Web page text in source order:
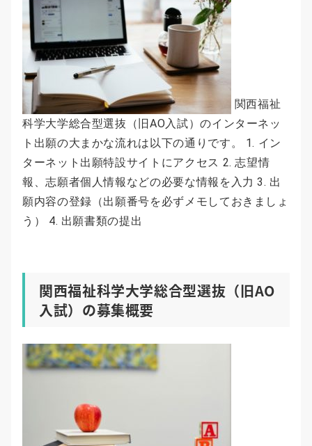
関西福祉
科学大学総合型選抜（旧AO入試）のインターネッ
ト出願の大まかな流れは以下の通りです。 1. イン
ターネット出願特設サイトにアクセス 2. 志望情
報、志願者個人情報などの必要な情報を入力 3. 出
願内容の登録（出願番号を必ずメモしておきましょ
う） 4. 出願書類の提出
関西福祉科学大学総合型選抜（旧AO
入試）の募集概要